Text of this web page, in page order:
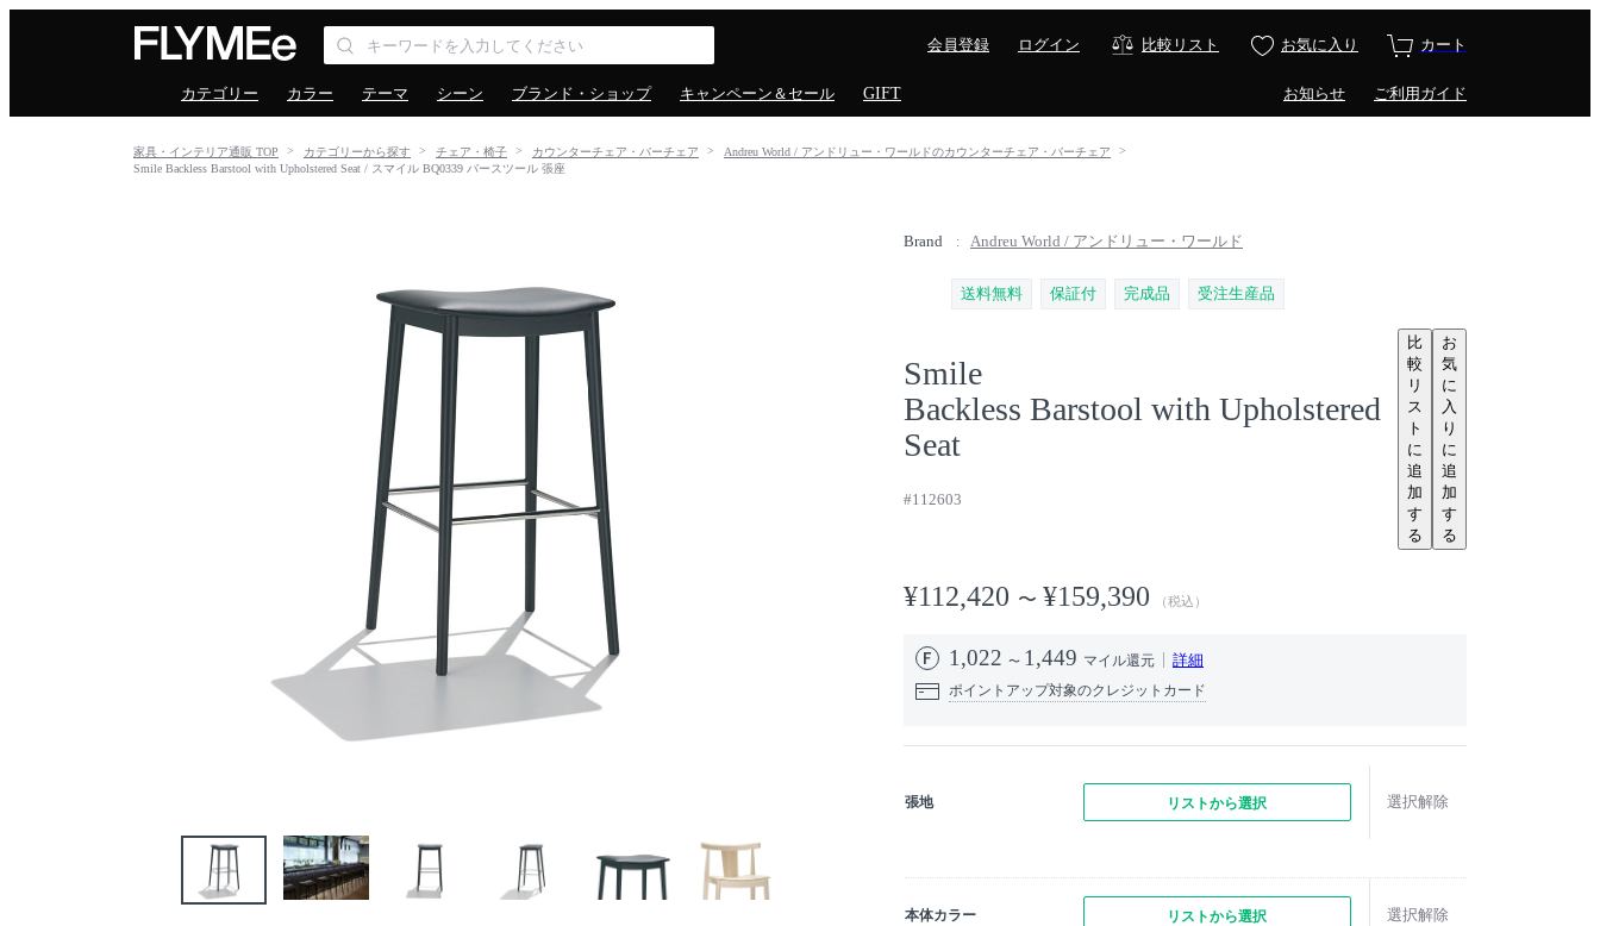
会員登録 ログイン 比較リスト お気に入り カート
カテゴリー カラー テーマ シーン ブランド・ショップ キャンペーン＆セール GIFT お知らせ ご利用ガイド
家具・インテリア通販 TOP カテゴリーから探す チェア・椅子 カウンターチェア・バーチェア
Andreu World / アンドリュー・ワールドのカウンターチェア・バーチェア
Smile Backless Barstool with Upholstered Seat / スマイル BQ0339 バースツール 張座
Brand Andreu World / アンドリュー・ワールド
送料無料 保証付 完成品 受注生産品
Smile
Backless Barstool with Upholstered
Seat
#112603
比
較
リ
ス
ト
に
追
加
す
る
お
気
に
入
り
に
追
加
す
る
¥112,420 ¥159,390 （税込）
1,022 1,449 マイル還元 詳細
ポイントアップ対象のクレジットカード
張地 リストから選択 選択解除
本体カラー リストから選択 選択解除